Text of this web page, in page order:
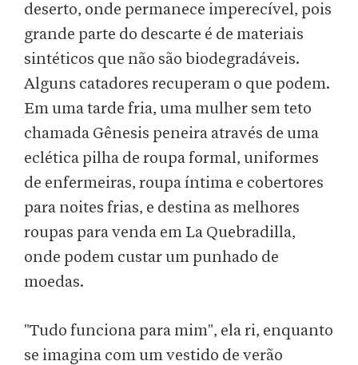
deserto, onde permanece imperecível, pois
grande parte do descarte é de materiais
sintéticos que não são biodegradáveis.
Alguns catadores recuperam o que podem.
Em uma tarde fria, uma mulher sem teto
chamada Gênesis peneira através de uma
eclética pilha de roupa formal, uniformes
de enfermeiras, roupa íntima e cobertores
para noites frias, e destina as melhores
roupas para venda em La Quebradilla,
onde podem custar um punhado de
moedas.
"Tudo funciona para mim", ela ri, enquanto
se imagina com um vestido de verão